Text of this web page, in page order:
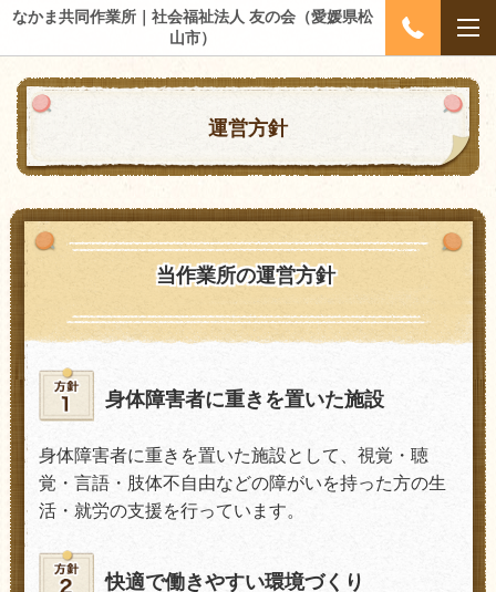
なかま共同作業所｜社会福祉法人 友の会（愛媛県松
山市）
運営方針
当作業所の運営方針
身体障害者に重きを置いた施設
身体障害者に重きを置いた施設として、視覚・聴
覚・言語・肢体不自由などの障がいを持った方の生
活・ 就労の支援を行っています。
快適で働きやすい環境づくり